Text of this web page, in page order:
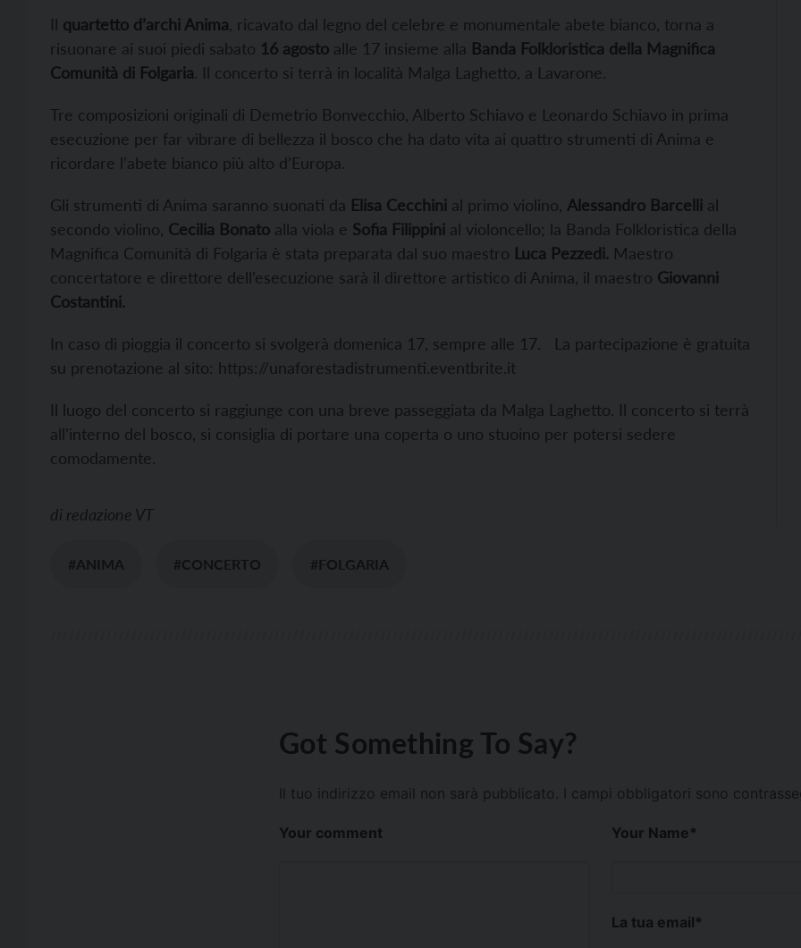
Il quartetto d’archi Anima, ricavato dal legno del celebre e monumentale abete bianco, torna a
risuonare ai suoi piedi sabato 16 agosto alle 17 insieme alla Banda Folkloristica della Magnifica
Comunità di Folgaria. Il concerto si terrà in località Malga Laghetto, a Lavarone.
Tre composizioni originali di Demetrio Bonvecchio, Alberto Schiavo e Leonardo Schiavo in prima
esecuzione per far vibrare di bellezza il bosco che ha dato vita ai quattro strumenti di Anima e
ricordare l’abete bianco più alto d’Europa.
Gli strumenti di Anima saranno suonati da Elisa Cecchini al primo violino, Alessandro Barcelli al
secondo violino, Cecilia Bonato alla viola e Sofia Filippini al violoncello; la Banda Folkloristica della
Magnifica Comunità di Folgaria è stata preparata dal suo maestro Luca Pezzedi. Maestro
concertatore e direttore dell’esecuzione sarà il direttore artistico di Anima, il maestro Giovanni
Costantini.
In caso di pioggia il concerto si svolgerà domenica 17, sempre alle 17. La partecipazione è gratuita
su prenotazione al sito: https://unaforestadistrumenti.eventbrite.it
Il luogo del concerto si raggiunge con una breve passeggiata da Malga Laghetto. Il concerto si terrà
all’interno del bosco, si consiglia di portare una coperta o uno stuoino per potersi sedere
comodamente.
di redazione VT
#ANIMA #CONCERTO #FOLGARIA
Got Something To Say?
Il tuo indirizzo email non sarà pubblicato. I campi obbligatori sono
Your comment Your Name*
La tua email*